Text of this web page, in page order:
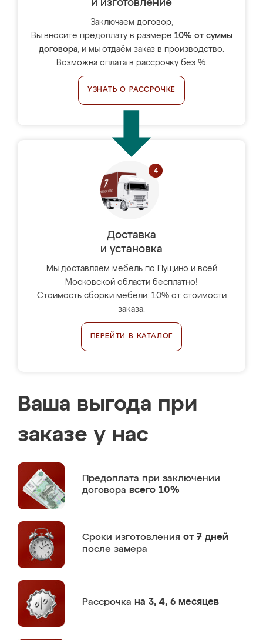
и изготовление
Заключаем договор,
Вы вносите предоплату в размере 10% от суммы
договора, и мы отдаём заказ в производство.
Возможна оплата в рассрочку без %.
УЗНАТЬ О РАССРОЧКЕ
Доставка
и установка
Мы доставляем мебель по Пущино и всей
Московской области бесплатно!
Стоимость сборки мебели: 10% от стоимости
заказа.
ПЕРЕЙТИ В КАТАЛОГ
Ваша выгода при
заказе у нас
Предоплата при заключении
договора всего 10%
Сроки изготовления от 7 дней
после замера
Рассрочка на 3, 4, 6 месяцев